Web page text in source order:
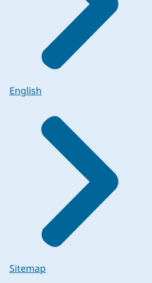
English
Sitemap